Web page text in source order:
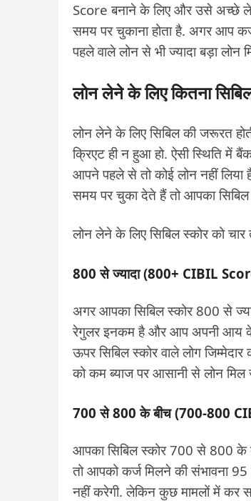
Score बनाने के लिए और उसे अच्छे
समय पर चुकाना होता है. अगर आप
पहले वाले लोन से भी ज्यादा बड़ा लोन
लोन लेने के लिए कितना
लोन लेने के लिए सिबिल की जरूरत
क्रिएट ही न हुआ हो. ऐसी स्थिति
आपने पहले से तो कोई लोन नहीं
समय पर चुका देते हैं तो आपका
लोन लेने के लिए सिबिल स्कोर को चार
800 से ज्यादा (800+ CIBIL
अगर आपका सिबिल स्कोर 800 से
रेगुलर इनकम है और आप अपनी आय के
ऊपर सिबिल स्कोर वाले लोग
को कम ब्याज पर आसानी से लोन मिल
700 से 800 के बीच (700-800
आपका सिबिल स्कोर 700 से 800 के
तो आपको कर्ज मिलने की संभावना
नहीं करेगी. लेकिन कुछ मामलों में कर